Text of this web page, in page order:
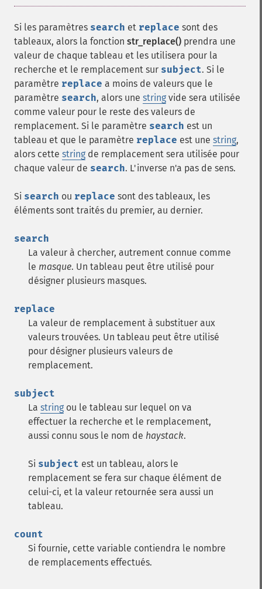
Si les paramètres search et replace sont des
tableaux, alors la fonction str_replace() prendra une
valeur de chaque tableau et les utilisera pour la
recherche et le remplacement sur subject. Si le
paramètre replace a moins de valeurs que le
paramètre search, alors une string vide sera utilisée
comme valeur pour le reste des valeurs de
remplacement. Si le paramètre search est un
tableau et que le paramètre replace est une string,
alors cette string de remplacement sera utilisée pour
chaque valeur de search. L'inverse n'a pas de sens.
Si search ou replace sont des tableaux, les
éléments sont traités du premier, au dernier.
search
La valeur à chercher, autrement connue comme
le masque. Un tableau peut être utilisé pour
désigner plusieurs masques.
replace
La valeur de remplacement à substituer aux
valeurs trouvées. Un tableau peut être utilisé
pour désigner plusieurs valeurs de
remplacement.
subject
La string ou le tableau sur lequel on va
effectuer la recherche et le remplacement,
aussi connu sous le nom de haystack.
Si subject est un tableau, alors le
remplacement se fera sur chaque élément de
celui-ci, et la valeur retournée sera aussi un
tableau.
count
Si fournie, cette variable contiendra le nombre
de remplacements effectués.